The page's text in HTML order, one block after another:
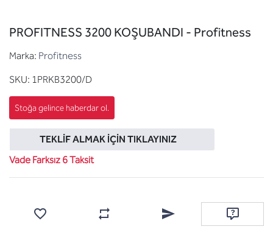
PROFITNESS 3200 KOŞUBANDI - Profitness
Marka: Profitness
SKU: 1PRKB3200/D
TEKLIF ALMAK İÇIN TIKLAYINIZ
Vade Farksız 6 Taksit
Karşılaştırma listesine ekleArkadaşına e-posta ile
Soru sor